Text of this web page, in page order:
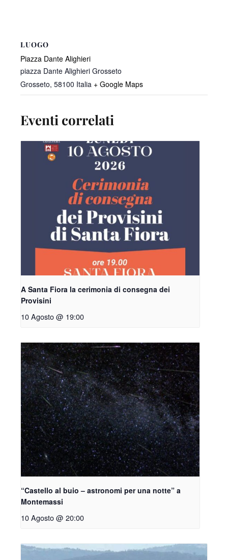
LUOGO
Piazza Dante Alighieri
piazza Dante Alighieri Grosseto
Grosseto, 58100 Italia + Google Maps
Eventi correlati
A Santa Fiora la cerimonia di consegna dei
Provisini
10 Agosto @ 19:00
“Castello al buio – astronomi per una notte” a
Montemassi
10 Agosto @ 20:00